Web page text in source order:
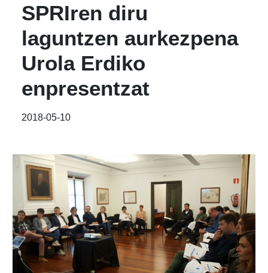
SPRIren diru
laguntzen aurkezpena
Urola Erdiko
enpresentzat
2018-05-10